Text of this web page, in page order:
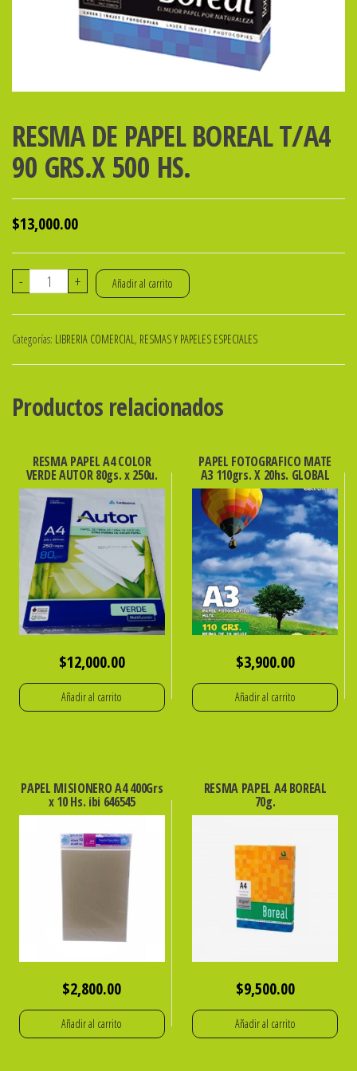
RESMA DE PAPEL BOREAL T/A4
90 GRS.X 500 HS.
$13,000.00
-
RESMA
BOREAL
T/A4
GRS.X
HS.
cantidad
+ Añadir al carrito
Categorías: LIBRERIA COMERCIAL, RESMAS Y PAPELES ESPECIALES
Productos relacionados
RESMA PAPEL A4 COLOR
VERDE AUTOR 80gs. x 250u.
$12,000.00
Añadir al carrito
PAPEL FOTOGRAFICO MATE
A3 110grs. X 20hs. GLOBAL
$3,900.00
Añadir al carrito
PAPEL MISIONERO A4 400Grs
x 10 Hs. ibi 646545
$2,800.00
Añadir al carrito
RESMA PAPEL A4 BOREAL
70g.
$9,500.00
Añadir al carrito